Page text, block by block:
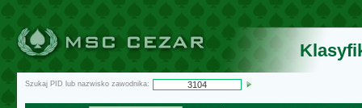
Szukaj PID lub nazwisko zawodnika: